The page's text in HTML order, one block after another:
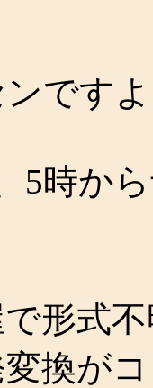
です
5時か
形式
換が